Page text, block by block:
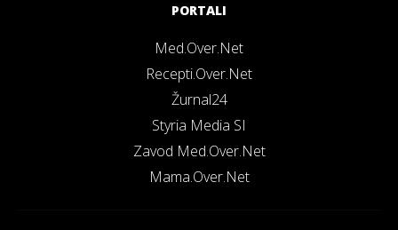
PORTALI
Med.Over.Net
Recepti.Over.Net
Žurnal24
Styria Media SI
Zavod Med.Over.Net
Mama.Over.Net